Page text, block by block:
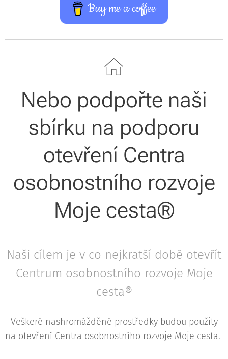
Buy me a coffee
Nebo podpořte naši
sbírku na podporu
otevření Centra
osobnostního rozvoje
Moje cesta®
Naši cílem je v co nejkratší době otevřít
Centrum osobnostního rozvoje Moje
cesta®
Veškeré nashromážděné prostředky budou použity
na otevření Centra osobnostního rozvoje Moje cesta.